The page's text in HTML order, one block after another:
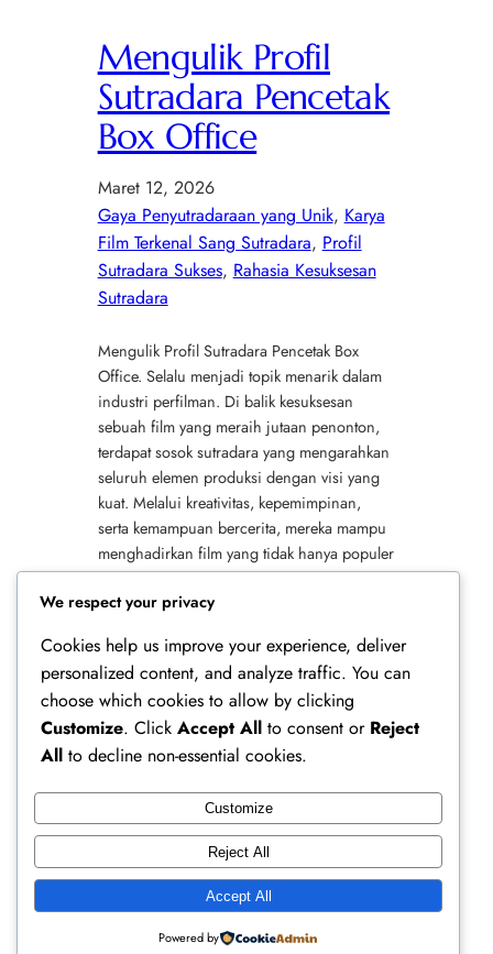
Mengulik Profil
Sutradara Pencetak
Box Office
Maret 12, 2026
Gaya Penyutradaraan yang Unik, Karya
Film Terkenal Sang Sutradara, Profil
Sutradara Sukses, Rahasia Kesuksesan
Sutradara
Mengulik Profil Sutradara Pencetak Box
Office. Selalu menjadi topik menarik dalam
industri perfilman. Di balik kesuksesan
sebuah film yang meraih jutaan penonton,
terdapat sosok sutradara yang mengarahkan
seluruh elemen produksi dengan visi yang
kuat. Melalui kreativitas, kepemimpinan,
serta kemampuan bercerita, mereka mampu
menghadirkan film yang tidak hanya populer
tetapi juga berkesan bagi penonton. Selain
itu,…
Ferry Doedens | Public Figure, Actor & Creative
Profile
Instagram
Facebook
X
We respect your privacy
Cookies help us improve your experience, deliver
personalized content, and analyze traffic. You can
choose which cookies to allow by clicking
Customize. Click Accept All to consent or Reject
All to decline non-essential cookies.
Customize
Reject All
Accept All
Powered by